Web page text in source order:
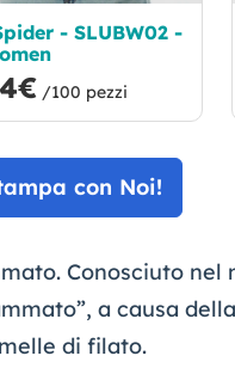
- SLUBW02 -
/100 pezzi
con Noi!
Conosciuto nel
a causa
di filato.